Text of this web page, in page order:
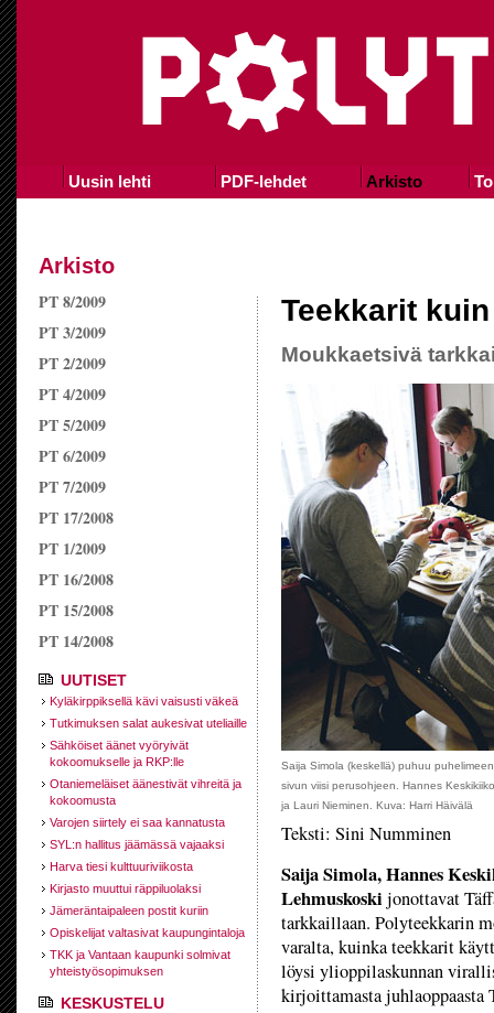
Uusin lehti PDF-lehdet Arkisto
Arkisto
PT 8/2009
PT 3/2009
PT 2/2009
PT 4/2009
PT 5/2009
PT 6/2009
PT 7/2009
PT 17/2008
PT 1/2009
PT 16/2008
PT 15/2008
PT 14/2008
UUTISET
Kyläkirppiksellä kävi vaisusti väkeä
Tutkimuksen salat aukesivat uteliaille
Sähköiset äänet vyöryivät
kokoomukselle ja RKP:lle
Otaniemeläiset äänestivät vihreitä ja
kokoomusta
Varojen siirtely ei saa kannatusta
SYL:n hallitus jäämässä vajaaksi
Harva tiesi kulttuuriviikosta
Kirjasto muuttui räppiluolaksi
Jämeräntaipaleen postit kuriin
Opiskelijat valtasivat kaupungintaloja
TKK ja Vantaan kaupunki solmivat
yhteistyösopimuksen
KESKUSTELU
Teekkarit
Moukkaetsivä
Saija Simola (keskellä) puhuu
sivun viisi perusohjeen. Hannes
ja Lauri Nieminen. Kuva: Harri Häivälä
Teksti: Sini Numminen
Saija Simola, Hannes
Lehmuskoski jonottavat
tarkkaillaan. Polyteekkarin
varalta, kuinka teekkarit
löysi ylioppilaskunnan
kirjoittamasta juhlaoppaasta